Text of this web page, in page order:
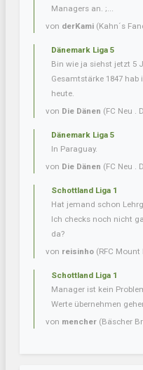
Managers an. ;...
von derKami (Kahn´s
Dänemark Liga 5
Bin wie ja siehst jetzt 5
Gesamtstärke 1847
heute.
von Die Dänen (FC Neu .
Dänemark Liga 5
In Paraguay.
von Die Dänen (FC Neu .
Schottland Liga 1
Hat jemand schon
Ich checks noch nicht
da?
von reisinho (RFC Mount
Schottland Liga 1
Manager ist kein
Werte übernehmen
von mencher (Bäscher